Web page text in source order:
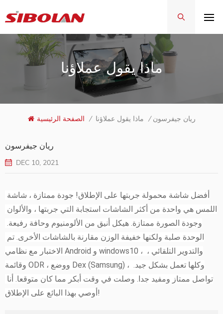
ماذا يقول عملاؤنا
الصفحة الرئيسية / ماذا يقول عملاؤنا / ريان جيفرسون
ريان جيفرسون
DEC 10, 2021
الاختبار مع نظامي Android و windows10 ، والتدوير التلقائي ،
وقائمة ODR ، ووضع Dex (Samsung) ، وكلها تعمل بشكل جيد.
أوصي بهذا البائع على الإطلاق!